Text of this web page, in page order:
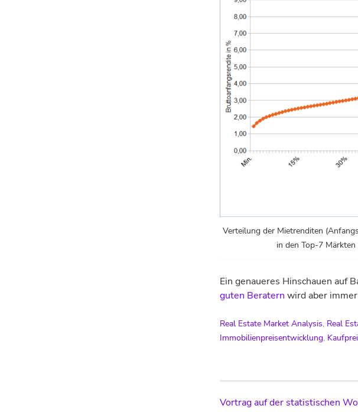
Verteilung der Mietrenditen
in den Top-7
Ein genaueres Hinschauen auf
guten Beratern wird aber
Real Estate Market Analysis, Real
Immobilienpreisentwicklung,
Vortrag auf der statistischen